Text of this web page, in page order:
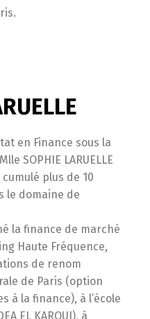
en Finance sous la
SOPHIE LARUELLE
plus de 10
le domaine de
la finance de marché
Haute Fréquence,
de renom
de Paris (option
à la finance), à l’école
EL KAROUI), à